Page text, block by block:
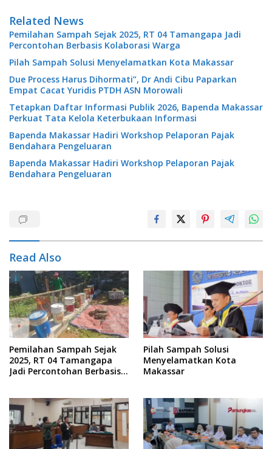
Related News
Pemilahan Sampah Sejak 2025, RT 04 Tamangapa Jadi
Percontohan Berbasis Kolaborasi Warga
Pilah Sampah Solusi Menyelamatkan Kota Makassar
Due Process Harus Dihormati”, Dr Andi Cibu Paparkan
Empat Cacat Yuridis PTDH ASN Morowali
Tetapkan Daftar Informasi Publik 2026, Bapenda Makassar
Perkuat Tata Kelola Keterbukaan Informasi
Bapenda Makassar Hadiri Workshop Pelaporan Pajak
Bendahara Pengeluaran
Bapenda Makassar Hadiri Workshop Pelaporan Pajak
Bendahara Pengeluaran
Read Also
Pemilahan Sampah Sejak
2025, RT 04 Tamangapa
Jadi Percontohan Berbasis
Pilah Sampah Solusi
Menyelamatkan Kota
Makassar